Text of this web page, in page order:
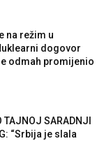
na režim u
dogovor
odmah promijenio
TAJNOJ SARADNJI
“Srbija je slala